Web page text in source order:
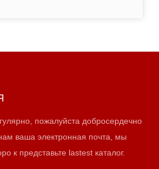
пожалуйста добросердечно
ваша электронная почта, мы
свяжемся вы очень скоро к представьте lastest каталог.